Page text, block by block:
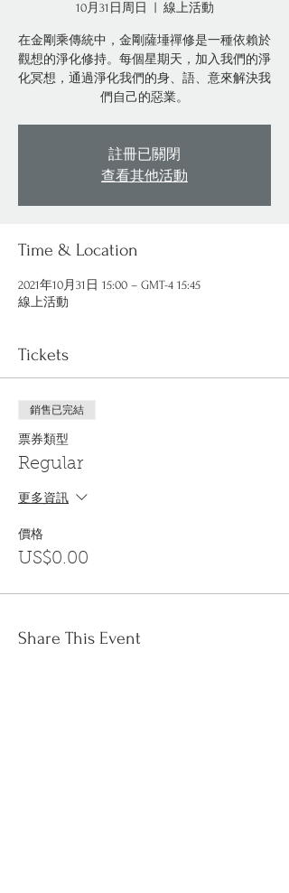
10月31日周日 線上活動
在金剛乘傳統中，金剛薩埵禪修是一種依賴於
觀想的淨化修持。每個星期天，加入我們的淨
化冥想，通過淨化我們的身、語、意來解決我
們自己的惡業。
註冊已關閉
查看其他活動
Time & Location
2021年10月31日 15:00 – GMT-4 15:45
線上活動
Tickets
銷售已完結
票券類型
Regular
更多資訊
價格
US$0.00
Share This Event